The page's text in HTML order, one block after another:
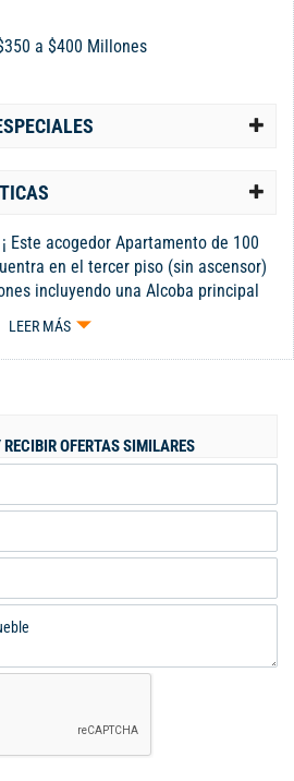
a $400 Millones
Este acogedor Apartamento de 100
en el tercer piso (sin ascensor)
incluyendo una Alcoba principal
uno de ellos en la Habitación
para Sala Comedor con Vista
para 2 Vehículos , Zona Verde con
7 para tu Tranquilidad y seguridad .
paso del Parque El Ingenio y de la
zona tranquila alejada de los
Muy cerca de Alkosto, así
Éxito, San Andresito y el Centro
LEER MÁS
OFERTAS SIMILARES